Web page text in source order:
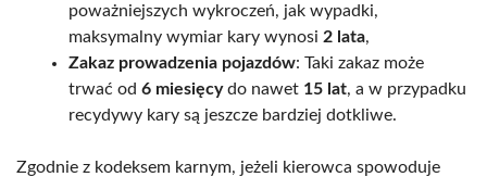
poważniejszych wykroczeń, jak wypadki,
maksymalny wymiar kary wynosi 2 lata,
Zakaz prowadzenia pojazdów: Taki zakaz może
trwać od 6 miesięcydo nawet 15 lat, a w przypadku
recydywy kary są jeszcze bardziej dotkliwe.
Zgodnie z kodeksem karnym, jeżeli kierowca spowoduje